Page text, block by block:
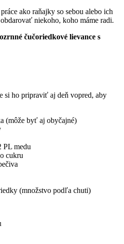
ako raňajky so sebou alebo ich
niekoho, koho máme radi.
čučoriedkové lievance s
si ho pripraviť aj deň vopred, aby
(môže byť aj obyčajné)
PL medu
cukru
(množstvo podľa chuti)